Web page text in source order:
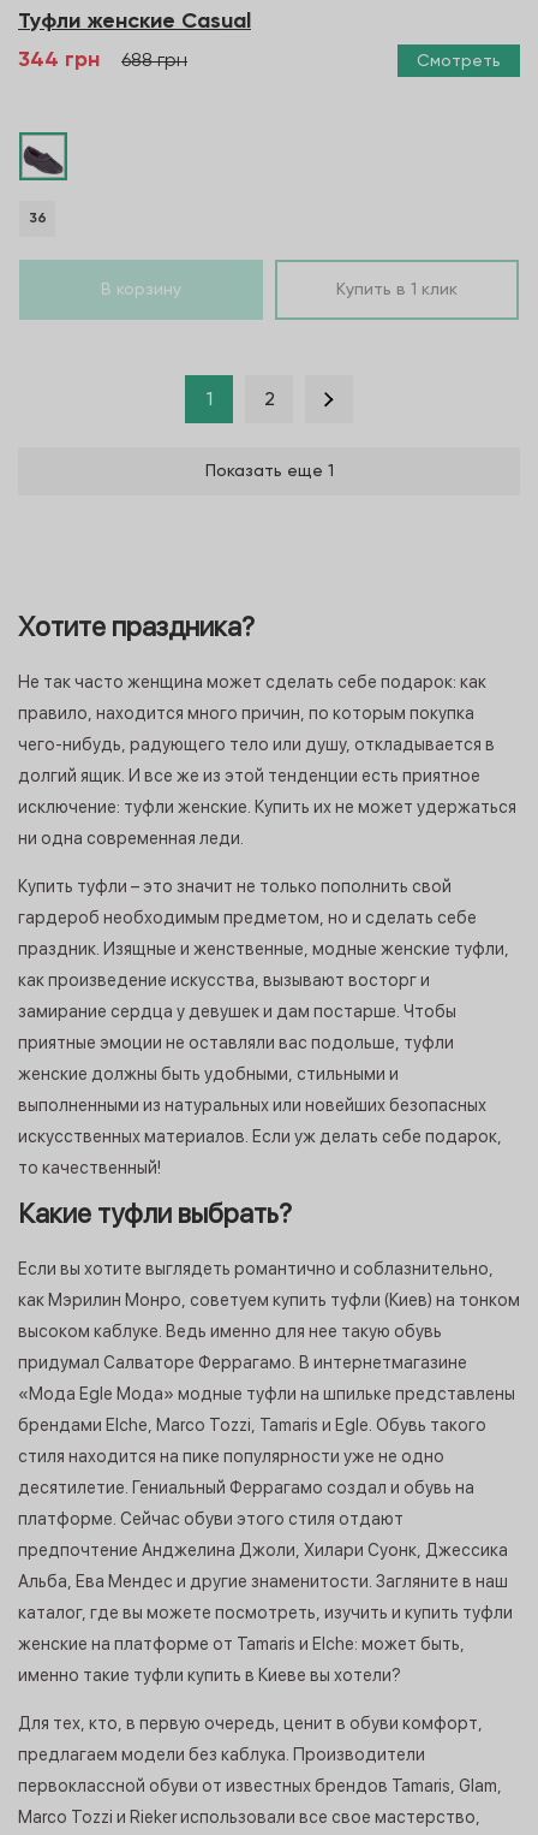
Туфли женские Casual
344 грн
688 грн Смотреть
36
В корзину Купить в 1 клик
1 2
Показать еще 1
Хотите праздника?
Не так часто женщина может сделать себе подарок: как
правило, находится много причин, по которым покупка
чего-­нибудь, радующего тело или душу, откладывается в
долгий ящик. И все же из этой тенденции есть приятное
исключение: туфли женские. Купить их не может удержаться
ни одна современная леди.
Купить туфли – это значит не только пополнить свой
гардероб необходимым предметом, но и сделать себе
праздник. Изящные и женственные, модные женские туфли,
как произведение искусства, вызывают восторг и
замирание сердца у девушек и дам постарше. Чтобы
приятные эмоции не оставляли вас подольше, туфли
женские должны быть удобными, стильными и
выполненными из натуральных или новейших безопасных
искусственных материалов. Если уж делать себе подарок,
то качественный!
Какие туфли выбрать?
Если вы хотите выглядеть романтично и соблазнительно,
как Мэрилин Монро, советуем купить туфли (Киев) на тонком
высоком каблуке. Ведь именно для нее такую обувь
придумал Салваторе Феррагамо. В интернет­магазине
«Мода Egle Мода» модные туфли на шпильке представлены
брендами Elche, Marco Tozzi, Tamaris и Egle. Обувь такого
стиля находится на пике популярности уже не одно
десятилетие. Гениальный Феррагамо создал и обувь на
платформе. Сейчас обуви этого стиля отдают
предпочтение Анджелина Джоли, Хилари Суонк, Джессика
Альба, Ева Мендес и другие знаменитости. Загляните в наш
каталог, где вы можете посмотреть, изучить и купить туфли
женские на платформе от Tamaris и Elche: может быть,
именно такие туфли купить в Киеве вы хотели?
Для тех, кто, в первую очередь, ценит в обуви комфорт,
предлагаем модели без каблука. Производители
первоклассной обуви от известных брендов Tamaris, Glam,
Marco Tozzi и Rieker использовали все свое мастерство,